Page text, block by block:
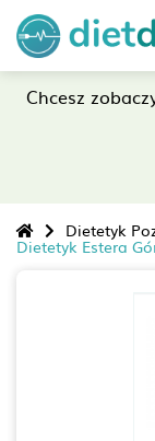
Chcesz
Dietetyk
Dietetyk Estera